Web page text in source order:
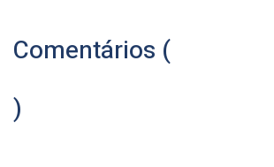
Comentários (
)